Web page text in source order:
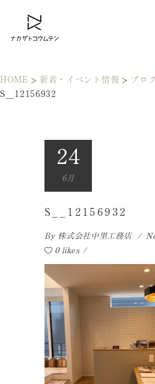
HOME > 新着・イベント情報 > ブロ
S__12156932
24
6月
S__12156932
By 株式会社中里工務店
0 likes